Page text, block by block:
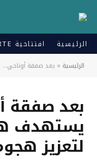
الرئيسية افتتاحية DEPORTE
الرئيسية » بعد صفقة أوناحي…
بعد صفقة
يستهدف
لتعزيز